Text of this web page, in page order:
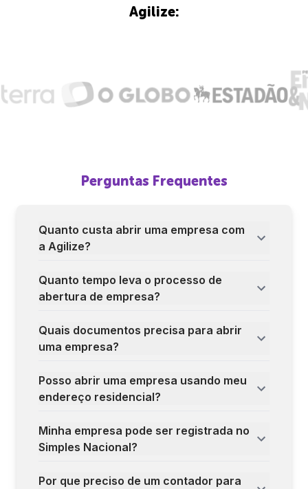
Agilize:
Perguntas Frequentes
Quanto custa abrir uma empresa com
a Agilize?
Quanto tempo leva o processo de
abertura de empresa?
Quais documentos precisa para abrir
uma empresa?
Posso abrir uma empresa usando meu
endereço residencial?
Minha empresa pode ser registrada no
Simples Nacional?
Por que preciso de um contador para